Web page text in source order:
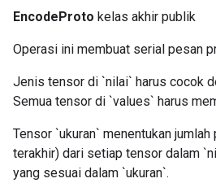
EncodeProto kelas akhir publik
Operasi ini membuat serial pesan
Jenis tensor di `nilai` harus cocok
Semua tensor di `values` harus
Tensor `ukuran` menentukan
terakhir) dari setiap tensor dalam
yang sesuai dalam `ukuran`.